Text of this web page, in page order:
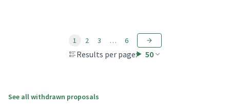
Results per page: 50
1 2 3 … 6
See all withdrawn proposals